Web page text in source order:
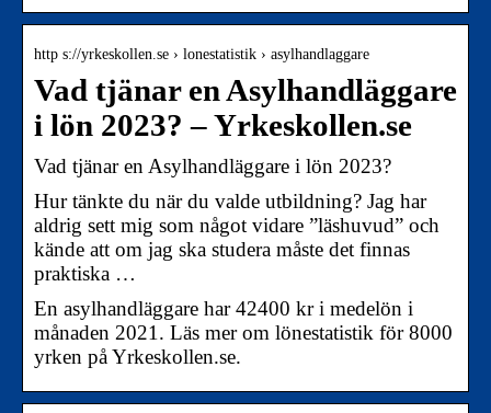
http s://yrkeskollen.se › lonestatistik › asylhandlaggare
Vad tjänar en Asylhandläggare
i lön 2023? – Yrkeskollen.se
Vad tjänar en Asylhandläggare i lön 2023?
Hur tänkte du när du valde utbildning? Jag har
aldrig sett mig som något vidare ”läshuvud” och
kände att om jag ska studera måste det finnas
praktiska …
En asylhandläggare har 42400 kr i medelön i
månaden 2021. Läs mer om lönestatistik för 8000
yrken på Yrkeskollen.se.